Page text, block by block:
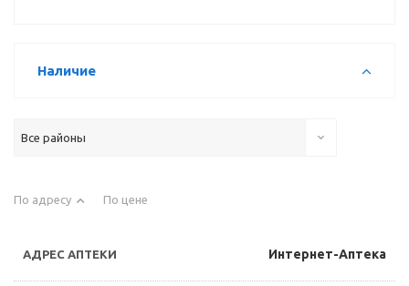
Наличие
Все районы
По адресу По цене
Интернет-Аптека